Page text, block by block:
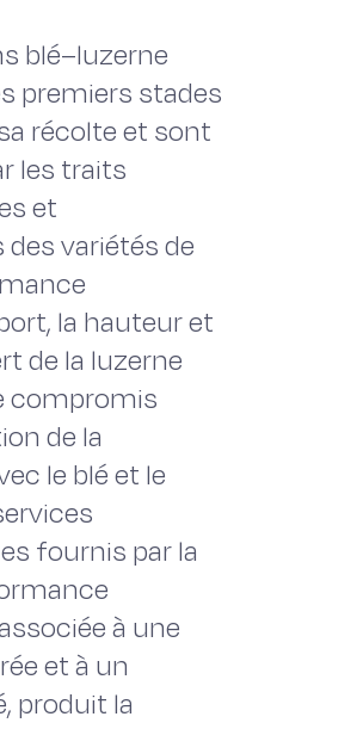
blé–luzerne
premiers stades
récolte et sont
les traits
et
variétés de
la hauteur et
de la luzerne
compromis
de la
le blé et le
fournis par la
à une
et à un
produit la